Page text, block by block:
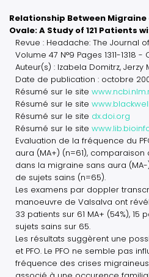
Relationship Between
Ovale: A Study of 121 Patients
Revue : Headache: The Journal
Volume 47 N°9 Pages 1311-1318
Auteur(s) : Izabela Domitrz, Jerzy
Date de publication : octobre
Résumé sur le site
Résumé sur le site
Résumé sur le site dx.doi.org
Résumé sur le site
Evaluation de la fréquence du
aura (MA+) (n=61),
dans la migraine sans aura
de sujets sains (n=65).
Les examens par doppler
manoeuvre de Valsalva ont
33 patients sur 61 MA+ (54%), 15
sujets sains sur 65.
Les résultats suggèrent une
et PFO. Le PFO ne semble pas
fréquence des crises